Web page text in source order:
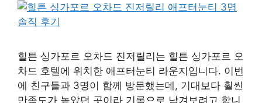
힐튼 싱가포르 오차드 진저릴리는 힐튼 싱가포르 오
차드 호텔에 위치한 애프터눈티 라운지입니다. 이번
에 친구들과 3명이 함께 방문했는데, 기대보다 훨씬
만족도가 높았던 곳이라 기록으로 남겨보려고 합니